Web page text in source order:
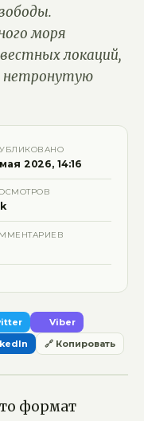
моря
локаций,
нетронутую
2026, 14:16
Viber
🔗 Копировать
формат